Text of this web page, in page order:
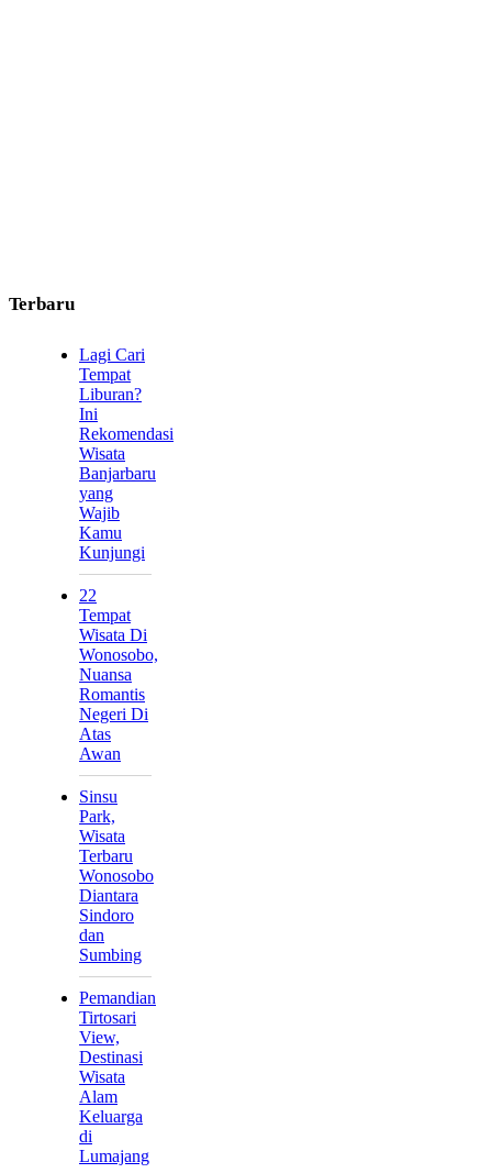
Terbaru
Lagi Cari
Tempat
Liburan?
Ini
Rekomendasi
Wisata
Banjarbaru
yang
Wajib
Kamu
Kunjungi
22
Tempat
Wisata Di
Wonosobo,
Nuansa
Romantis
Negeri Di
Atas
Awan
Sinsu
Park,
Wisata
Terbaru
Wonosobo
Diantara
Sindoro
dan
Sumbing
Pemandian
Tirtosari
View,
Destinasi
Wisata
Alam
Keluarga
di
Lumajang